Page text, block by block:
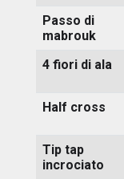
Passo di
mabrouk
4 fiori di ala
Half cross
Tip tap
incrociato